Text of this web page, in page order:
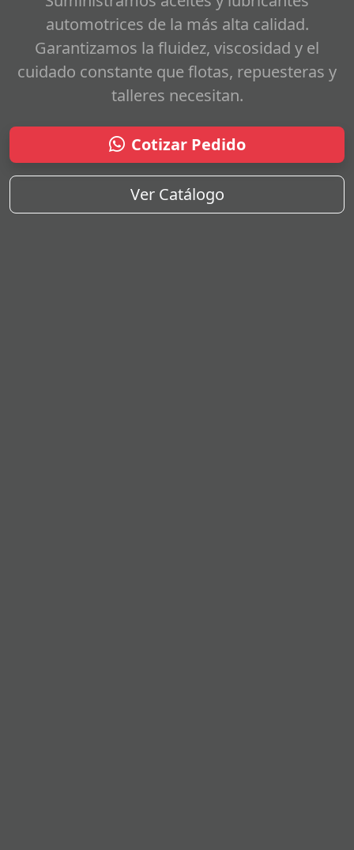
automotrices de la más alta calidad.
Garantizamos la fluidez, viscosidad y el
cuidado constante que flotas, repuesteras y
talleres necesitan.
Cotizar Pedido
Ver Catálogo